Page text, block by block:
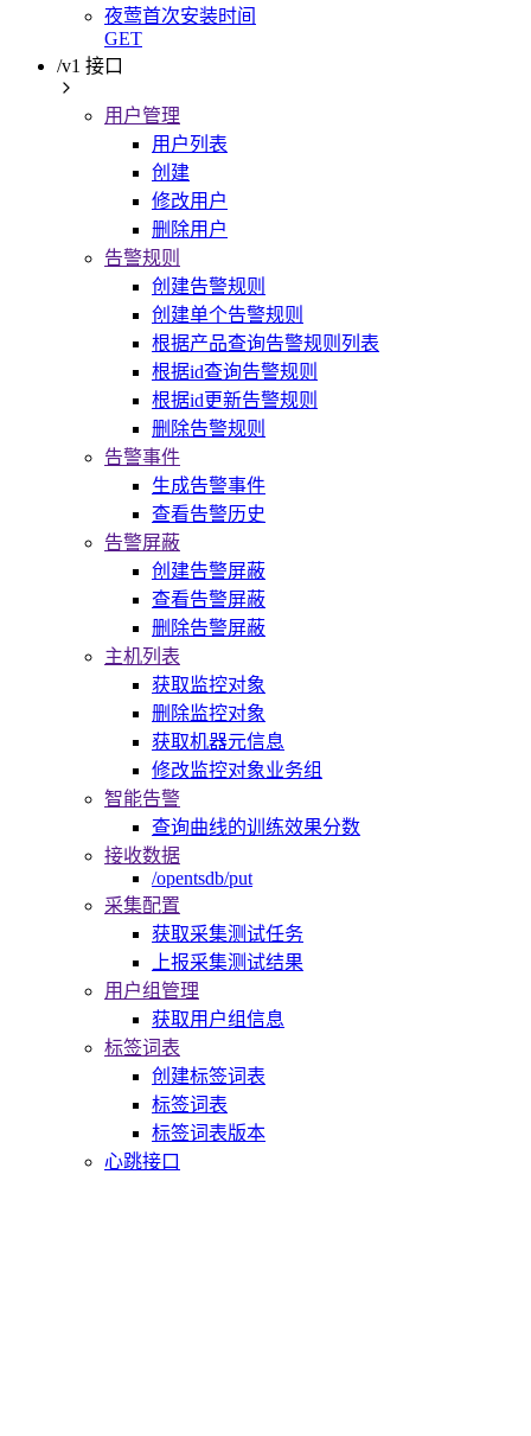
夜莺首次安装时间
GET
/v1 接口
用户管理
用户列表
创建
修改用户
删除用户
告警规则
创建告警规则
创建单个告警规则
根据产品查询告警规则列表
根据id查询告警规则
根据id更新告警规则
删除告警规则
告警事件
生成告警事件
查看告警历史
告警屏蔽
创建告警屏蔽
查看告警屏蔽
删除告警屏蔽
主机列表
获取监控对象
删除监控对象
获取机器元信息
修改监控对象业务组
智能告警
查询曲线的训练效果分数
接收数据
/opentsdb/put
采集配置
获取采集测试任务
上报采集测试结果
用户组管理
获取用户组信息
标签词表
创建标签词表
标签词表
标签词表版本
心跳接口